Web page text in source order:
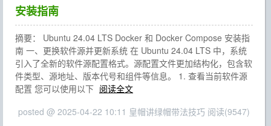
安装指南
摘要： Ubuntu 24.04 LTS Docker 和 Docker Compose 安装指
南 一、更换软件源并更新系统 在 Ubuntu 24.04 LTS 中，系统
引入了全新的软件源配置格式。源配置文件更加结构化，包含软
件类型、源地址、版本代号和组件等信息。 1. 查看当前软件源
配置 您可以使用以下 阅读全文
posted @ 2025-04-22 10:11 皇帽讲绿帽带法技巧 阅读(9547)